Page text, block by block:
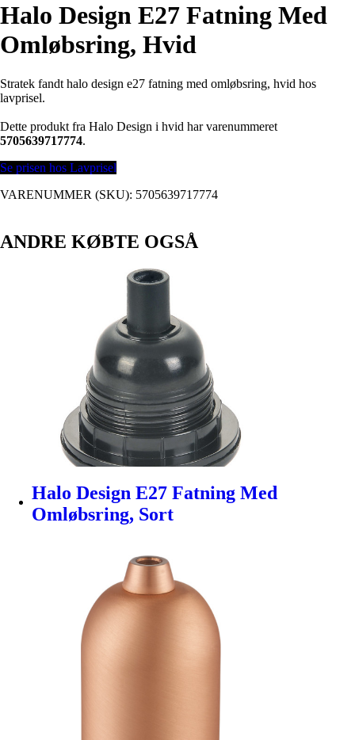
Halo Design E27 Fatning Med
Omløbsring, Hvid
Stratek fandt halo design e27 fatning med omløbsring, hvid hos
lavprisel.
Dette produkt fra Halo Design i hvid har varenummeret
5705639717774.
Se prisen hos Lavprisel
VARENUMMER (SKU): 5705639717774
ANDRE KØBTE OGSÅ
Halo Design E27 Fatning Med
Omløbsring, Sort